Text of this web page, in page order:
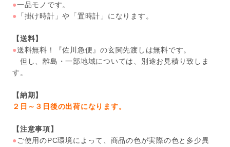
●一品モノです。
●
「掛け時計」や「置時計」になります。
【送料】
●送料無料！『佐川急便』の玄関先渡しは無料です。
但し、離島・一部地域については、別途お見積り致しま
す。
【納期】
２日～３日後の出荷になります。
【注意事項】
● ご使用のPC環境によって、商品の色が実際の色と多少異